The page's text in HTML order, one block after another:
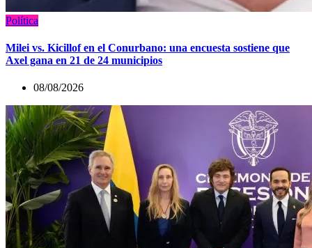
Política
Milei vs. Kicillof en el Conurbano: una encuesta sostiene que
Axel gana en 21 de 24 municipios
08/08/2026